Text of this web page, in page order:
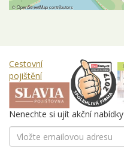
©OpenStreetMapcontributors
Cestovní
pojištění
Nenechte si ujít akční nabídky